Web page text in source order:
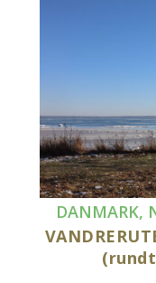
DANMARK,